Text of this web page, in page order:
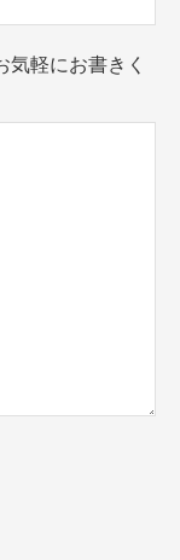
軽にお書きく